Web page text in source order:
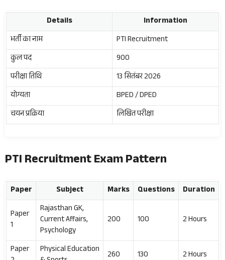
Details
Information
भर्ती का नाम
PTI Recruitment
कुल पद
900
परीक्षा तिथि
13 सितंबर 2026
योग्यता
BPED / DPED
चयन प्रक्रिया
लिखित परीक्षा
PTI Recruitment Exam Pattern
Paper Subject Marks Questions
Duration
Paper
1
Rajasthan GK,
Current Affairs,
Psychology
200 100 2 Hours
Paper
Physical Education
260 130 2 Hours